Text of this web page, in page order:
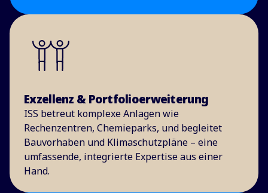
Exzellenz & Portfolioerweiterung
ISS betreut komplexe Anlagen wie
Rechenzentren, Chemieparks, und begleitet
Bauvorhaben und Klimaschutzpläne – eine
umfassende, integrierte Expertise aus einer
Hand.